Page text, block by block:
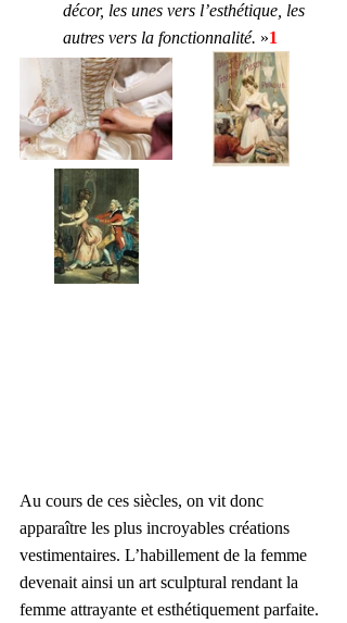
décor, les unes vers l’esthétique, les
autres vers la fonctionnalité. »1
Au cours de ces siècles, on vit donc
apparaître les plus incroyables créations
vestimentaires. L’habillement de la femme
devenait ainsi un art sculptural rendant la
femme attrayante et esthétiquement parfaite.